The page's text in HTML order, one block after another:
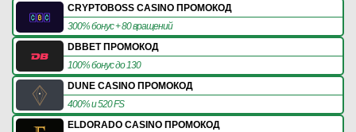
CRYPTOBOSS CASINO ПРОМОКОД
300% бонус + 80 вращений
DBBET ПРОМОКОД
100% бонус до 130
DUNE CASINO ПРОМОКОД
400% и 520 FS
ELDORADO CASINO ПРОМОКОД